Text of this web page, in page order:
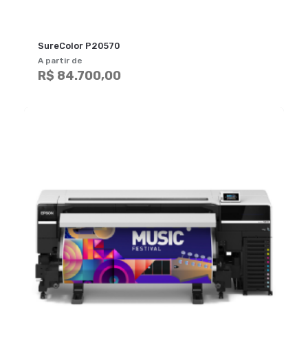
SureColor P20570
A partir de
R$ 84.700,00